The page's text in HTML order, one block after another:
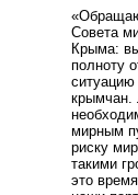
Совета
Крыма:
полноту
мирным
риску
такими
это